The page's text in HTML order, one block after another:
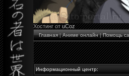
Хостинг отuCoz
Главная|Аниме онлайн|Помощь
Информационный центр: